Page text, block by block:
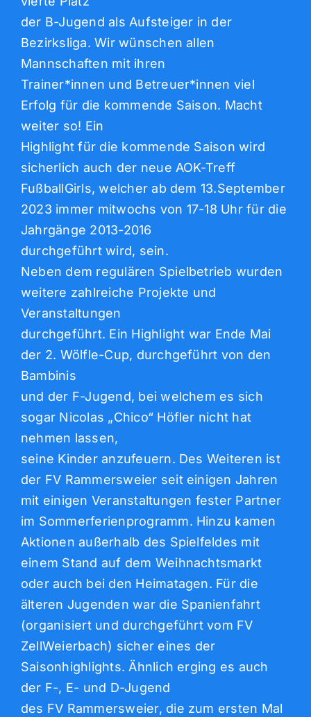
der B-Jugend als Aufsteiger in der
Bezirksliga. Wir wünschen allen
Mannschaften mit ihren
Trainer*innen und Betreuer*innen viel
Erfolg für die kommende Saison. Macht
weiter so! Ein
Highlight für die kommende Saison wird
sicherlich auch der neue AOK-Treff
FußballGirls, welcher ab dem 13.September
2023 immer mitwochs von 17-18 Uhr für die
Jahrgänge 2013-2016
durchgeführt wird, sein.
Neben dem regulären Spielbetrieb wurden
weitere zahlreiche Projekte und
Veranstaltungen
durchgeführt. Ein Highlight war Ende Mai
der 2. Wölfle-Cup, durchgeführt von den
Bambinis
und der F-Jugend, bei welchem es sich
sogar Nicolas „Chico“ Höfler nicht hat
nehmen lassen,
seine Kinder anzufeuern. Des Weiteren ist
der FV Rammersweier seit einigen Jahren
mit einigen Veranstaltungen fester Partner
im Sommerferienprogramm. Hinzu kamen
Aktionen außerhalb des Spielfeldes mit
einem Stand auf dem Weihnachtsmarkt
oder auch bei den Heimatagen. Für die
älteren Jugenden war die Spanienfahrt
(organisiert und durchgeführt vom FV
ZellWeierbach) sicher eines der
Saisonhighlights. Ähnlich erging es auch
der F-, E- und D-Jugend
des FV Rammersweier, die zum ersten Mal